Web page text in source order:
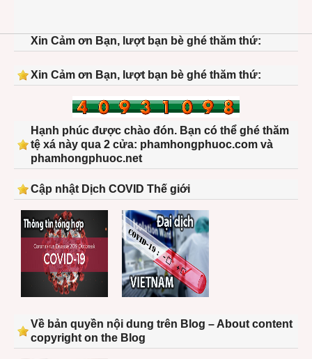
Xin Cảm ơn Bạn, lượt bạn bè ghé thăm thứ:
Xin Cảm ơn Bạn, lượt bạn bè ghé thăm thứ:
Hạnh phúc được chào đón. Bạn có thể ghé thăm
tệ xá này qua 2 cửa: phamhongphuoc.com và
phamhongphuoc.net
Cập nhật Dịch COVID Thế giới
Về bản quyền nội dung trên Blog – About content
copyright on the Blog